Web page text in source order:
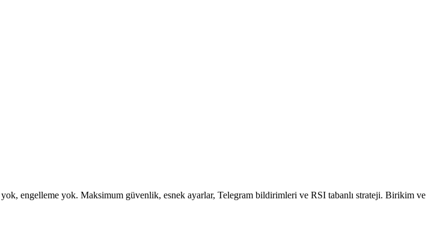
engelleme yok. Maksimum güvenlik, esnek ayarlar, Telegram bildirimleri ve RSI tabanlı strateji. Birikim ve